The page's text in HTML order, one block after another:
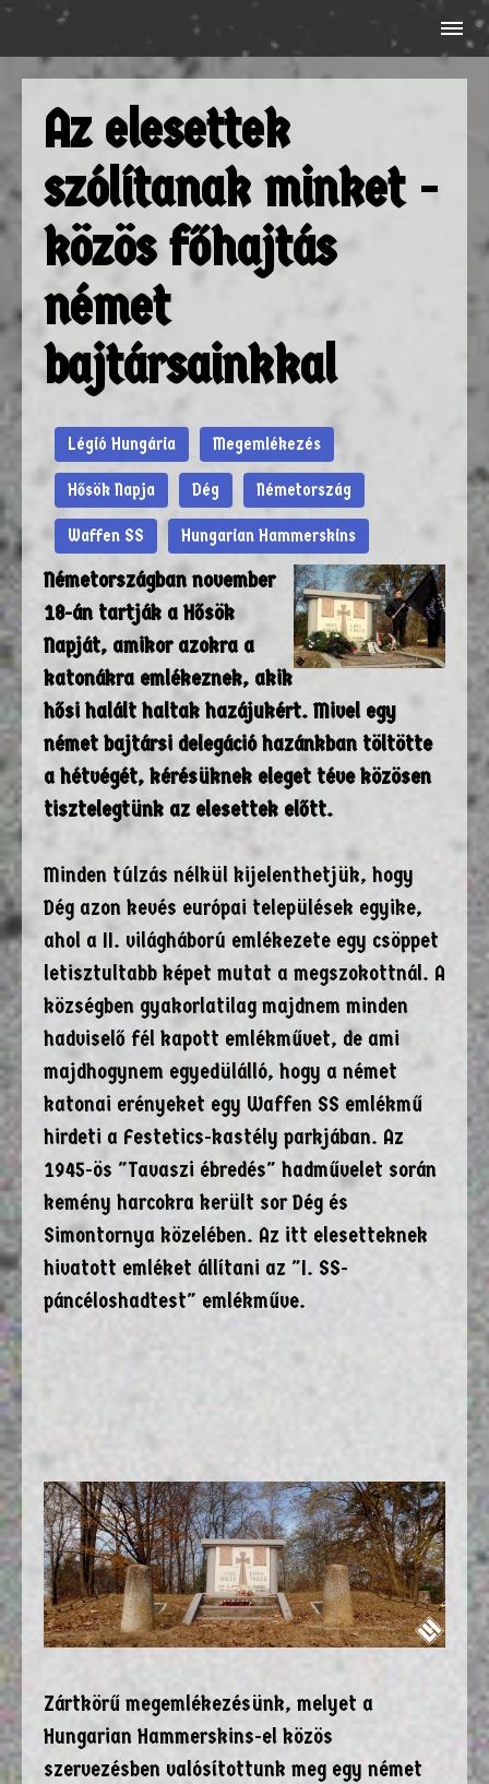
Az elesettek
szólítanak minket -
közös főhajtás
német
bajtársainkkal
Légió Hungária Megemlékezés
Hősök Napja Dég Németország
Waffen SS Hungarian Hammerskins
Németországban november
18-án tartják a Hősök
Napját, amikor azokra a
katonákra emlékeznek, akik
hősi halált haltak hazájukért. Mivel egy
német bajtársi delegáció hazánkban töltötte
a hétvégét, kérésüknek eleget téve közösen
tisztelegtünk az elesettek előtt.
Minden túlzás nélkül kijelenthetjük, hogy
Dég azon kevés európai települések egyike,
ahol a II. világháború emlékezete egy csöppet
letisztultabb képet mutat a megszokottnál. A
községben gyakorlatilag majdnem minden
hadviselő fél kapott emlékművet, de ami
majdhogynem egyedülálló, hogy a német
katonai erényeket egy Waffen SS emlékmű
hirdeti a Festetics-kastély parkjában. Az
1945-ös "Tavaszi ébredés" hadművelet során
kemény harcokra került sor Dég és
Simontornya közelében. Az itt elesetteknek
hivatott emléket állítani az "I. SS-
páncéloshadtest" emlékműve.
Zártkörű megemlékezésünk, melyet a
Hungarian Hammerskins-el közös
szervezésben valósítottunk meg egy német